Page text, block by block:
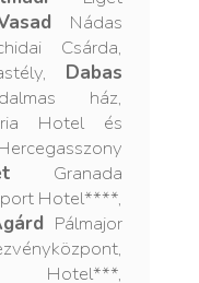
Nádas
Csárda,
Dabas
ház,
Hotel és
Granada
Hotel****,
Pálmajor